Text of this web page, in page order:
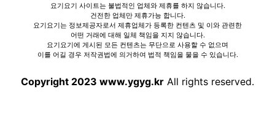
요기요기 사이트는 불법적인 업체와 제휴를 하지 않습니다.
건전한 업체만 제휴가능 합니다.
요기요기는 정보제공자로서 제휴업체가 등록한 컨텐츠 및 이와 관련한
어떤 거래에 대해 일체 책임을 지지 않습니다.
요기요기에 게시된 모든 컨텐츠는 무단으로 사용할 수 없으며
이를 어길 경우 저작권법에 의거하여 법적 책임을 물을 수 있습니다.
Copyright 2023 www.ygyg.kr All rights reserved.